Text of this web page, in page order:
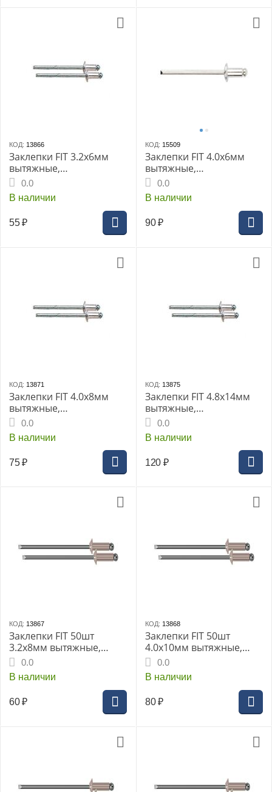
КОД: 13866
Заклепки FIT 3.2х6мм
вытяжные,
алюминиевые 50шт
0.0
В наличии
55 ₽
КОД: 15509
Заклепки FIT 4.0х6мм
вытяжные,
алюминиевые 50шт.
(MU) (23736i)
0.0
В наличии
90 ₽
КОД: 13871
Заклепки FIT 4.0х8мм
вытяжные,
алюминиевые 50шт
0.0
В наличии
75 ₽
КОД: 13875
Заклепки FIT 4.8х14мм
вытяжные,
алюминиевые 50шт
0.0
В наличии
120 ₽
КОД: 13867
Заклепки FIT 50шт
3.2х8мм вытяжные,
алюминиевые (MU)
(23718дi)
0.0
В наличии
60 ₽
КОД: 13868
Заклепки FIT 50шт
4.0х10мм вытяжные,
алюминиевые (MU)
(23740дi)
0.0
В наличии
80 ₽